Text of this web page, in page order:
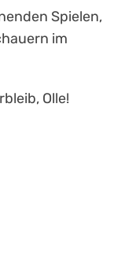
Spielen,
im
Olle!